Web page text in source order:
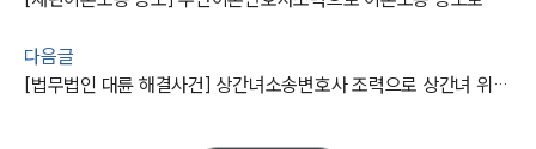
다음글
[법무법인 대륜 해결사건] 상간녀소송변호사 조력으로 상간녀 위자료 지급 확정